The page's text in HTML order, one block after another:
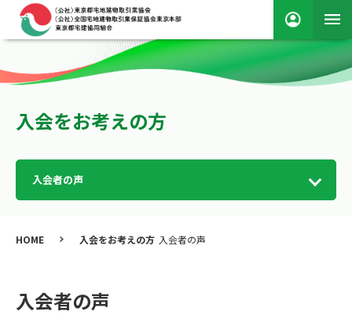
入会をお考えの方
入会者の声
HOME 入会をお考えの方 入会者の声
入会者の声